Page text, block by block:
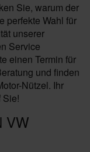
Sie, warum der
perfekte Wahl für
unserer
Service
einen Termin für
und finden
Nützel. Ihr
Sie!
VW